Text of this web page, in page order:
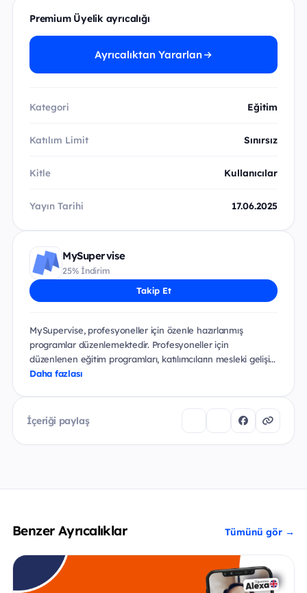
Premium Üyelik ayrıcalığı
Ayrıcalıktan Yararlan
Kategori Eğitim
Katılım Limit Sınırsız
Kitle Kullanıcılar
Yayın Tarihi 17.06.2025
MySupervise
25% İndirim
Takip Et
MySupervise, profesyoneller için özenle hazırlanmış
programlar düzenlemektedir. Profesyoneller için
düzenlenen eğitim programları, katılımcıların mesleki gelişi...
Daha fazlası
İçeriği paylaş
Benzer Ayrıcalıklar Tümünü gör →